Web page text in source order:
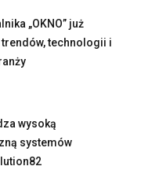
„OKNO” już
technologii i
wysoką
systemów